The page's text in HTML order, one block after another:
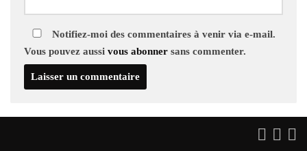
Notifiez-moi des commentaires à venir via e-mail.
Vous pouvez aussi vous abonner sans commenter.